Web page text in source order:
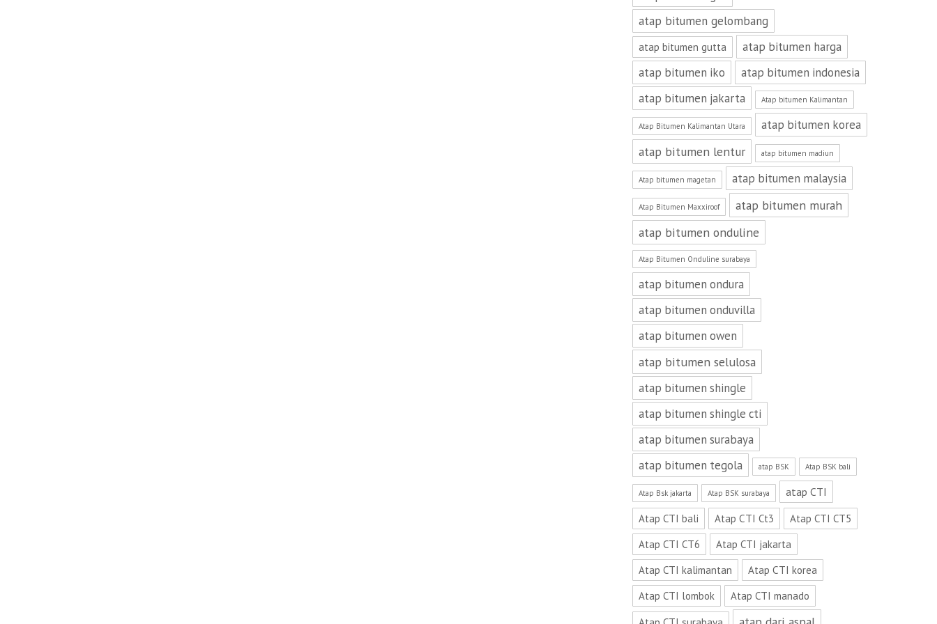
atap bitumen gelombang
atap bitumen gutta
atap bitumen harga
atap bitumen iko
atap bitumen indonesia
atap bitumen jakarta
Atap bitumen Kalimantan
Atap Bitumen Kalimantan Utara atap bitumen korea
atap bitumen lentur atap bitumen madiun
Atap bitumen magetan atap bitumen malaysia
Atap Bitumen Maxxiroof
atap bitumen murah
atap bitumen onduline
Atap Bitumen Onduline surabaya
atap bitumen ondura
atap bitumen onduvilla
atap bitumen owen
atap bitumen selulosa
atap bitumen shingle
atap bitumen shingle cti
atap bitumen surabaya
atap bitumen tegola
atap BSK Atap BSK bali
Atap Bsk jakarta Atap BSK surabaya atap CTI
Atap CTI bali Atap CTI Ct3
Atap CTI CT5
Atap CTI CT6
Atap CTI jakarta
Atap CTI kalimantan
Atap CTI korea
Atap CTI lombok
Atap CTI manado